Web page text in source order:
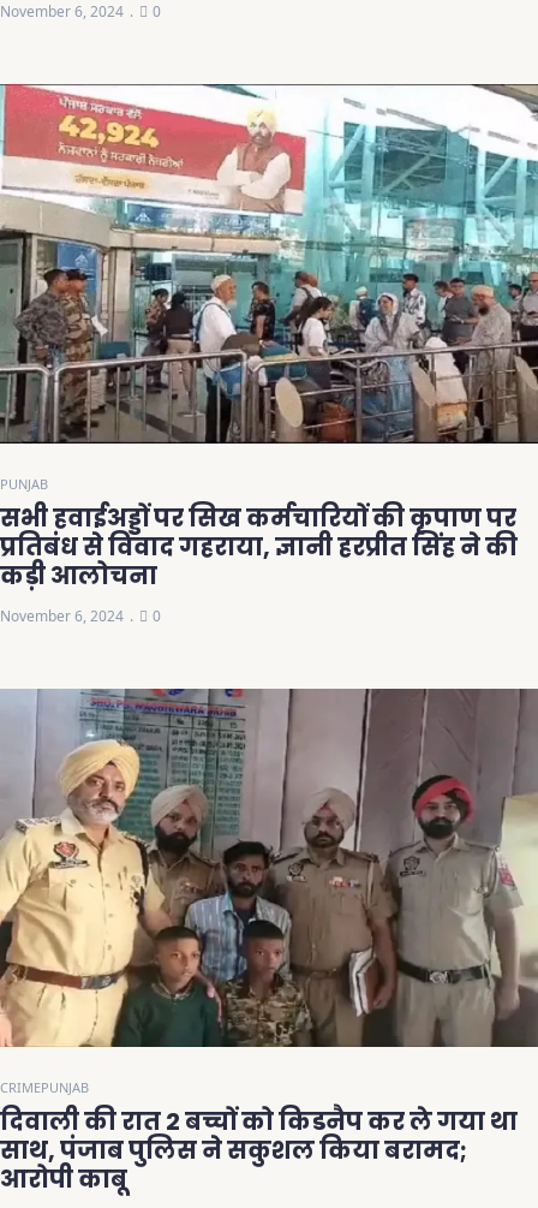
November 6, 2024 0
PUNJAB
सभी हवाईअड्डों पर सिख कर्मचारियों की कृपाण पर
प्रतिबंध से विवाद गहराया, ज्ञानी हरप्रीत सिंह ने की
कड़ी आलोचना
November 6, 2024 0
CRIMEPUNJAB
दिवाली की रात 2 बच्चों को किडनैप कर ले गया था
साथ, पंजाब पुलिस ने सकुशल किया बरामद;
आरोपी काबू